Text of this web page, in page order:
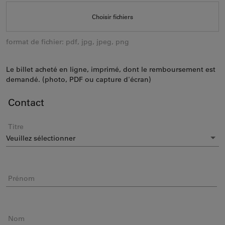
Choisir fichiers
format de fichier: pdf, jpg, jpeg, png
Le billet acheté en ligne, imprimé, dont le remboursement est
demandé. (photo, PDF ou capture d'écran)
Contact
Titre
Prénom
Nom